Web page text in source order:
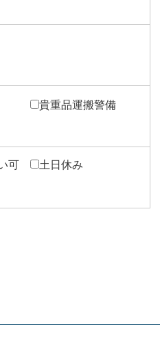
貴重品運搬警備
可 土日休み